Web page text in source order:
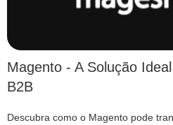
Magento - A Solução
B2B
Descubra como o Magento pode